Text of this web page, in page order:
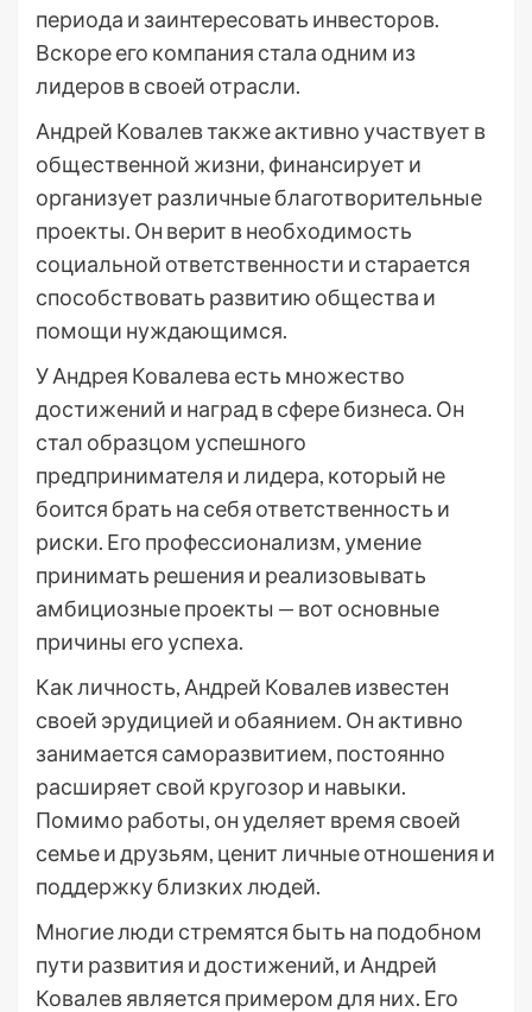
периода и заинтересовать инвесторов.
Вскоре его компания стала одним из
лидеров в своей отрасли.
Андрей Ковалев также активно участвует в
общественной жизни, финансирует и
организует различные благотворительные
проекты. Он верит в необходимость
социальной ответственности и старается
способствовать развитию общества и
помощи нуждающимся.
У Андрея Ковалева есть множество
достижений и наград в сфере бизнеса. Он
стал образцом успешного
предпринимателя и лидера, который не
боится брать на себя ответственность и
риски. Его профессионализм, умение
принимать решения и реализовывать
амбициозные проекты — вот основные
причины его успеха.
Как личность, Андрей Ковалев известен
своей эрудицией и обаянием. Он активно
занимается саморазвитием, постоянно
расширяет свой кругозор и навыки.
Помимо работы, он уделяет время своей
семье и друзьям, ценит личные отношения и
поддержку близких людей.
Многие люди стремятся быть на подобном
пути развития и достижений, и Андрей
Ковалев является примером для них. Его